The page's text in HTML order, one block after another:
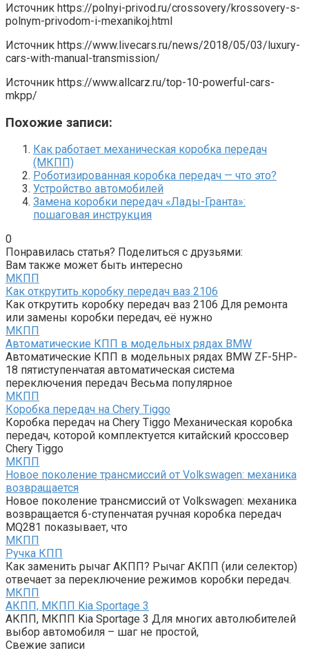
Источник https://polnyi-privod.ru/crossovery/krossovery-s-
polnym-privodom-i-mexanikoj.html
Источник https://www.livecars.ru/news/2018/05/03/luxury-
cars-with-manual-transmission/
Источник https://www.allcarz.ru/top-10-powerful-cars-
mkpp/
Похожие записи:
Как работает механическая коробка передач
(МКПП)
Роботизированная коробка передач — что это?
Устройство автомобилей
Замена коробки передач «Лады-Гранта»:
пошаговая инструкция
0
Понравилась статья? Поделиться с друзьями:
Вам также может быть интересно
МКПП
Как открутить коробку передач ваз 2106
Как открутить коробку передач ваз 2106 Для ремонта
или замены коробки передач, её нужно
МКПП
Автоматические КПП в модельных рядах BMW
Автоматические КПП в модельных рядах BMW ZF-5HP-
18 пятиступенчатая автоматическая система
переключения передач Весьма популярное
МКПП
Коробка передач на Chery Tiggo
Коробка передач на Chery Tiggo Механическая коробка
передач, которой комплектуется китайский кроссовер
Chery Tiggo
МКПП
Новое поколение трансмиссий от Volkswagen: механика
возвращается
Новое поколение трансмиссий от Volkswagen: механика
возвращается 6-ступенчатая ручная коробка передач
MQ281 показывает, что
МКПП
Ручка КПП
Как заменить рычаг АКПП? Рычаг АКПП (или селектор)
отвечает за переключение режимов коробки передач.
МКПП
АКПП, МКПП Kia Sportage 3
АКПП, МКПП Kia Sportage 3 Для многих автолюбителей
выбор автомобиля – шаг не простой,
Свежие записи